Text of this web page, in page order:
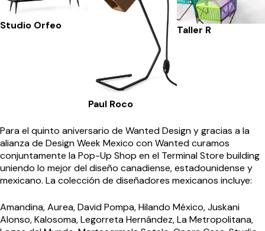
Studio Orfeo
Paul Roco
Taller R
Para el quinto aniversario de Wanted Design y gracias a la
alianza de Design Week Mexico con Wanted curamos
conjuntamente la Pop-Up Shop en el Terminal Store building
uniendo lo mejor del diseño canadiense, estadounidense y
mexicano. La colección de diseñadores mexicanos incluye:
Amandina, Aurea, David Pompa, Hilando México, Juskani
Alonso, Kalosoma, Legorreta Hernández, La Metropolitana,